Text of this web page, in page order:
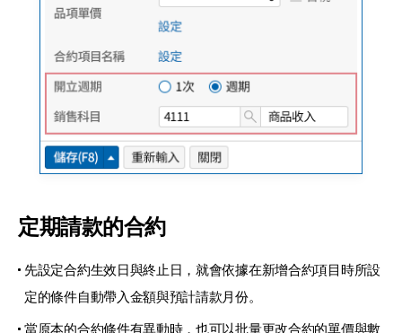
定期請款的合約
先設定合約生效日與終止日，就會依據在新增合約項目時所設
定的條件自動帶入金額與預計請款月份。
當原本的合約條件有異動時，也可以批量更改合約的單價與數